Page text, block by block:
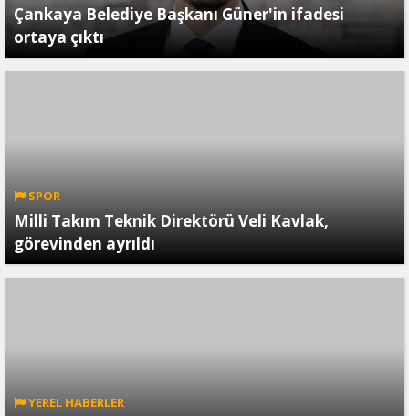
Çankaya Belediye Başkanı Güner'in ifadesi
ortaya çıktı
SPOR
Milli Takım Teknik Direktörü Veli Kavlak,
görevinden ayrıldı
YEREL HABERLER